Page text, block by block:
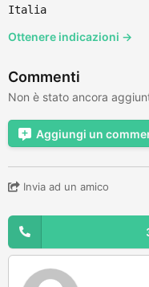
Italia
Ottenere indicazioni →
Commenti
Non è stato ancora
Aggiungi un
Invia ad un amico